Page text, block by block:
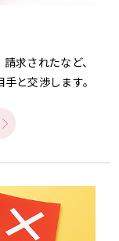
求されたなど、
と交渉します。